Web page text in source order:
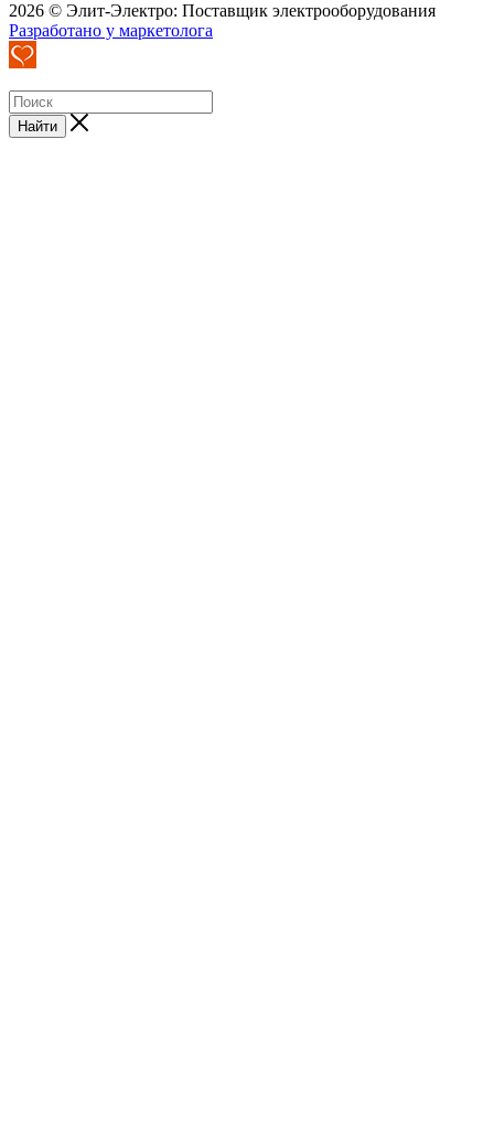
2026 © Элит-Электро: Поставщик электрооборудования
Разработано у маркетолога
Найти